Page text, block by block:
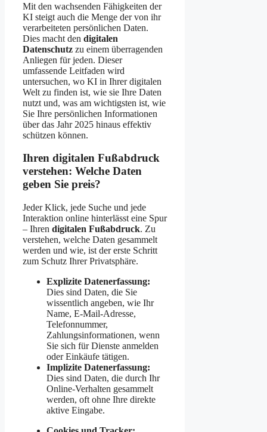
Mit den wachsenden Fähigkeiten der
KI steigt auch die Menge der von ihr
verarbeiteten persönlichen Daten.
Dies macht den digitalen
Datenschutz zu einem überragenden
Anliegen für jeden. Dieser
umfassende Leitfaden wird
untersuchen, wo KI in Ihrer digitalen
Welt zu finden ist, wie sie Ihre Daten
nutzt und, was am wichtigsten ist, wie
Sie Ihre persönlichen Informationen
über das Jahr 2025 hinaus effektiv
schützen können.
Ihren digitalen Fußabdruck
verstehen: Welche Daten
geben Sie preis?
Jeder Klick, jede Suche und jede
Interaktion online hinterlässt eine Spur
– Ihren digitalen Fußabdruck. Zu
verstehen, welche Daten gesammelt
werden und wie, ist der erste Schritt
zum Schutz Ihrer Privatsphäre.
Explizite Datenerfassung:
Dies sind Daten, die Sie
wissentlich angeben, wie Ihr
Name, E-Mail-Adresse,
Telefonnummer,
Zahlungsinformationen, wenn
Sie sich für Dienste anmelden
oder Einkäufe tätigen.
Implizite Datenerfassung:
Dies sind Daten, die durch Ihr
Online-Verhalten gesammelt
werden, oft ohne Ihre direkte
aktive Eingabe.